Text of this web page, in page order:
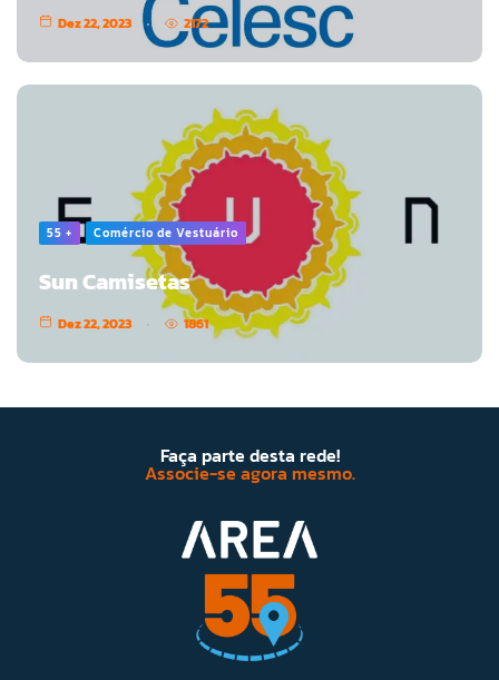
Dez 22, 2023 2172
55 + Comércio de Vestuário
Sun Camisetas
Dez 22, 2023 1861
Faça parte desta rede!
Associe-se agora mesmo.